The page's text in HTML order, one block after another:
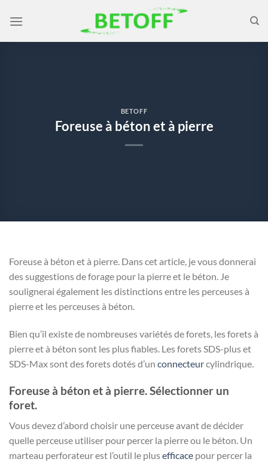
BETOFF
Foreuse à béton et à pierre
Foreuse à béton et à pierre. Dans cet article, je vous donnerai
des suggestions de forage pour la pierre et le béton. Je
soulignerai également les distinctions entre les perceuses à
pierre et les perceuses à béton.
Bien qu’il existe de nombreuses variétés de forets, les forets à
pierre et à béton sont les plus fiables. Les forets SDS-plus et
SDS-Max sont des forets dotés d’un connecteurcylindrique.
Foreuse à béton et à pierre. Sélectionner un
foret.
Vous devez d’abord choisir une perceuse avant de décider
quelle perceuse utiliser pour percer la pierre ou le béton. Un
marteau perforateur est l’outil le plusefficace pour percer la